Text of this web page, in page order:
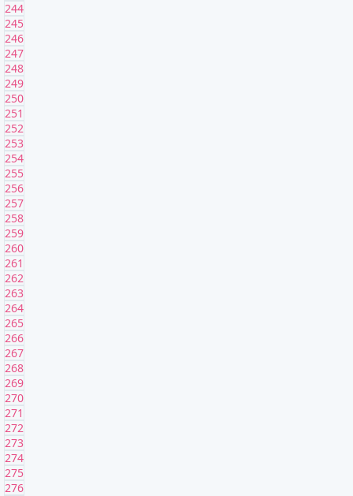
244
245
246
247
248
249
250
251
252
253
254
255
256
257
258
259
260
261
262
263
264
265
266
267
268
269
270
271
272
273
274
275
276